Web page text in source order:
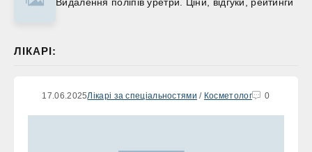
ЛІКАРІ:
17.06.2025Лікарі за спеціальностями / Косметолог 0